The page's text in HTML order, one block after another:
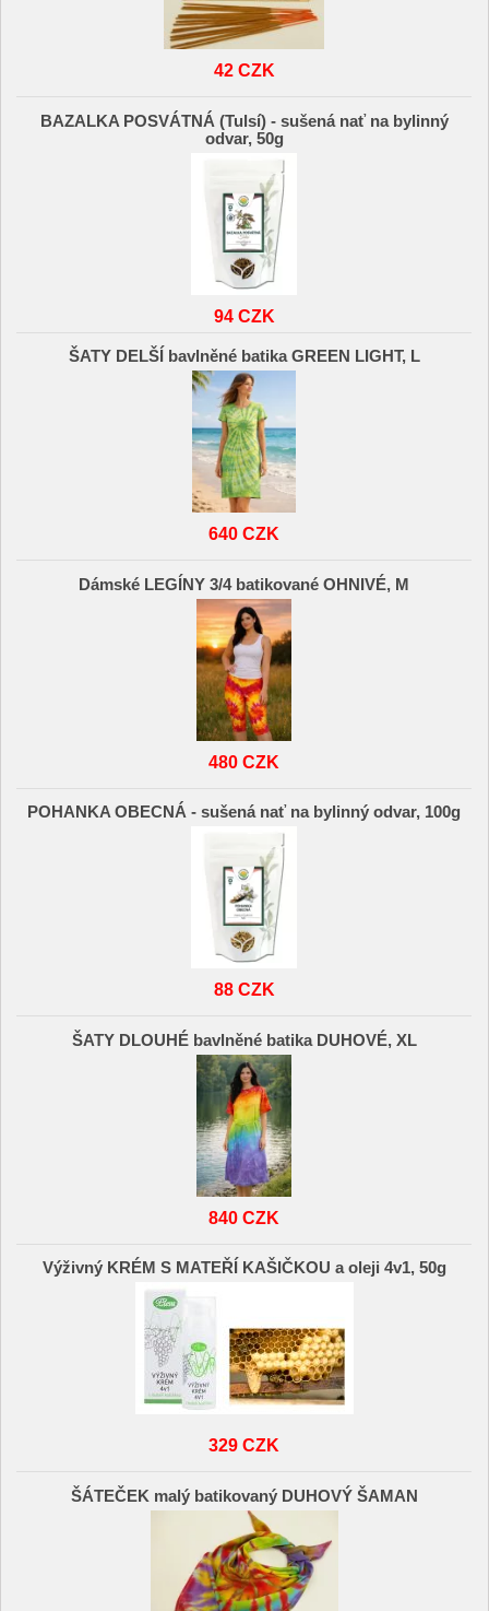
42 CZK
BAZALKA POSVÁTNÁ (Tulsí) - sušená nať na bylinný
odvar, 50g
94 CZK
ŠATY DELŠÍ bavlněné batika GREEN LIGHT, L
640 CZK
Dámské LEGÍNY 3/4 batikované OHNIVÉ, M
480 CZK
POHANKA OBECNÁ - sušená nať na bylinný odvar, 100g
88 CZK
ŠATY DLOUHÉ bavlněné batika DUHOVÉ, XL
840 CZK
Výživný KRÉM S MATEŘÍ KAŠIČKOU a oleji 4v1, 50g
329 CZK
ŠÁTEČEK malý batikovaný DUHOVÝ ŠAMAN